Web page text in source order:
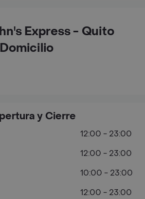
Express - Quito
y Cierre
12:00 - 23:00
12:00 - 23:00
10:00 - 23:00
12:00 - 23:00